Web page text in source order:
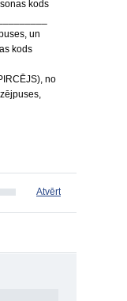
kods
un
kods
no
Atvērt